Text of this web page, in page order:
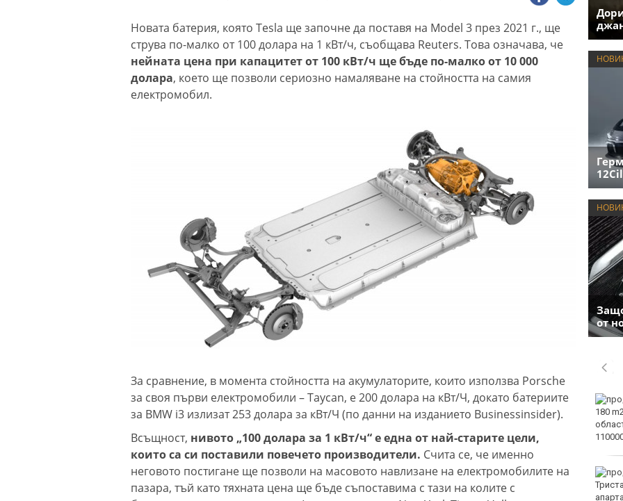
Новата батерия, която Tesla ще започне да поставя на Model 3 през 2021 г., ще
струва по-малко от 100 долара на 1 кВт/ч, съобщава Reuters. Това означава, че
нейната цена при капацитет от 100 кВт/ч ще бъде по-малко от 10 000
долара, което ще позволи сериозно намаляване на стойността на самия
електромобил.
За сравнение, в момента стойността на акумулаторите, които използва Porsche
за своя първи електромобили – Taycan, е 200 долара на кВт/Ч, докато батериите
за BMW i3 излизат 253 долара за кВт/Ч (по данни на изданието Businessinsider).
Всъщност, нивото „100 долара за 1 кВт/ч“ е една от най-старите цели,
които са си поставили повечето производители. Счита се, че именно
неговото постигане ще позволи на масовото навлизане на електромобилите на
пазара, тъй като тяхната цена ще бъде съпоставима с тази на колите с
от
Варна с нова услуга за
денонощна грижа за
трайни увреждания
Започна юбилейният 50-
и международен бридж
фестивал „Варна“